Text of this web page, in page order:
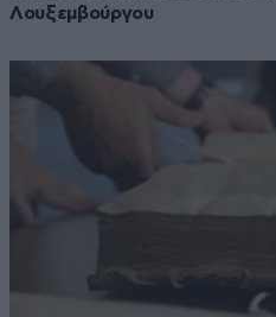
Λουξεμβούργου